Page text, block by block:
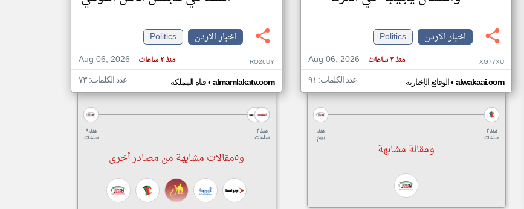
مصادر الأخبار من الاردن
اخبار الاردن على مدار الساعة
أهم اخبار الاردن العاجلة والمباشرة
اخبار الاردن
Politics
Aug 06, 2026
منذ ٣ ساعات XG77XU
الوقائع الإخبارية• alwakaai.com عدد الكلمات: ٩١
منذ
يوم
منذ ٣
ساعات
ومقالة مشابهة
اخبار الاردن
Politics
Aug 06, 2026
منذ ٣ ساعات RO26UY
قناة المملكة• almamlakatv.com عدد الكلمات: ٧٣
منذ ٩
ساعات
منذ ٣
ساعات
و٥مقالات مشابهة من مصادر أخرى
klyoum.com